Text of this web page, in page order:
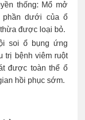
thống: Mổ mở
dưới của ổ
được loại bỏ.
soi ổ bụng ứng
trị bệnh viêm ruột
được toàn thể ổ
hồi phục sớm.